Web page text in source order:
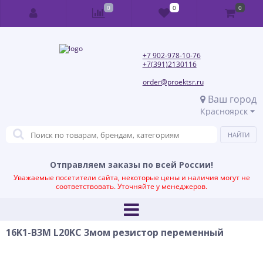
+7 902-978-10-76
+7(391)2130116
order@proektsr.ru
Ваш город
Красноярск
Отправляем заказы по всей России!
Уважаемые посетители сайта, некоторые цены и наличия могут не
соответствовать. Уточняйте у менеджеров.
16K1-B3M L20KC 3мом резистор переменный
0 0 0